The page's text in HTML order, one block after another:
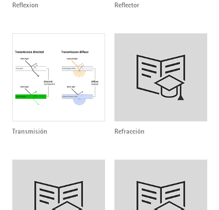
Reflexion Reflector
Transmisión Refracción